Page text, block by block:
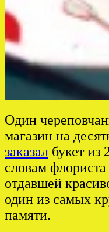
Один
магазин на
заказал букет
словам
отдавшей
один из самых
памяти.